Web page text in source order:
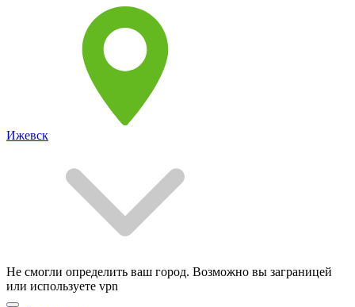
Ижевск
Не смогли определить ваш город. Возможно вы заграницей
или используете vpn